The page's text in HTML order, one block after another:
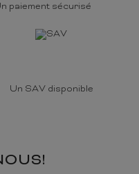
paiement sécurisé
Un SAV disponible